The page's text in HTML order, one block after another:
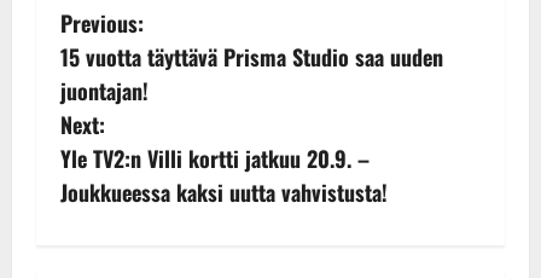
P
o
s
t
Previous:
15 vuotta täyttävä Prisma Studio saa uuden
juontajan!
Next:
Yle TV2:n Villi kortti jatkuu 20.9. –
Joukkueessa kaksi uutta vahvistusta!